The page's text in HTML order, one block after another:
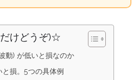
けどうぞ)☆
動) が低いと損なのか
と損。5つの具体例